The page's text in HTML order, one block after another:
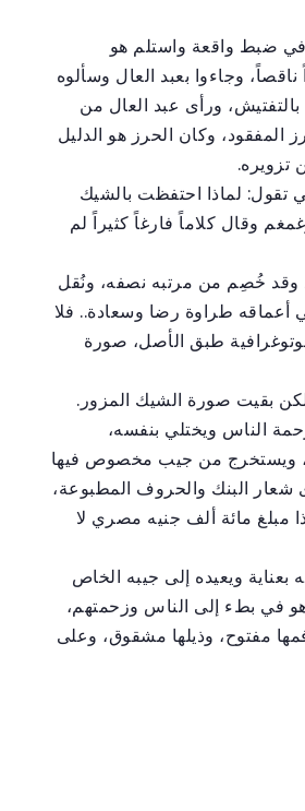
ضبط واقعة واستلم هو
وجاءوا بعبد العال وسألوه
ورأى عبد العال من
المفقود، وكان الحرز هو الدليل
تزويره.
تقول: لماذا احتفظت بالشيك
وقال كلاماً فارغاً كثيراً لم
وقد خُصِم من مرتبه نصفه، ونُقل
طراوة رضا وسعادة.. فلا
طبق الأصل، صورة
بقيت صورة الشيك المزور.
الناس ويختلي بنفسه،
ويستخرج من جيب مخصوص فيها
البنك والحروف المطبوعة،
مبلغ مائة ألف جنيه مصري لا
ويعيده إلى جيبه الخاص
هو في بطء إلى الناس وزحمتهم،
مفتوح، وذيلها مشقوق، وعلى